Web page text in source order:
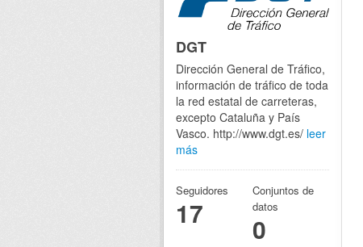
DGT
Dirección General de Tráfico,
información de tráfico de toda
la red estatal de carreteras,
excepto Cataluña y País
Vasco. http://www.dgt.es/ leer
más
Seguidores
17
Conjuntos de
datos
0